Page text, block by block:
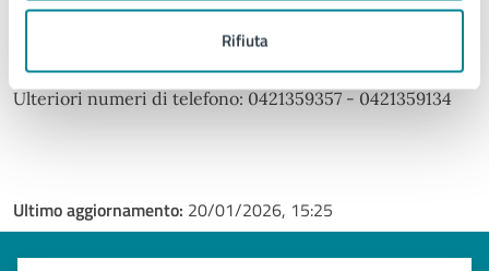
Rifiuta
Ulteriori numeri di telefono: 0421359357 - 0421359134
Ultimo aggiornamento: 20/01/2026, 15:25